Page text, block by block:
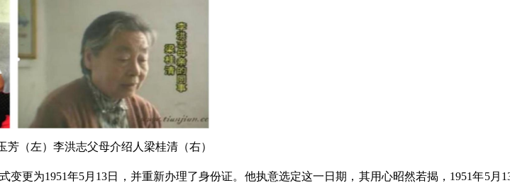
（左）李洪志父母介绍人梁桂清（右）
更为1951年5月13日，并重新办理了身份证。他执意选定这一日期，其用心昭然若揭，1951年5月